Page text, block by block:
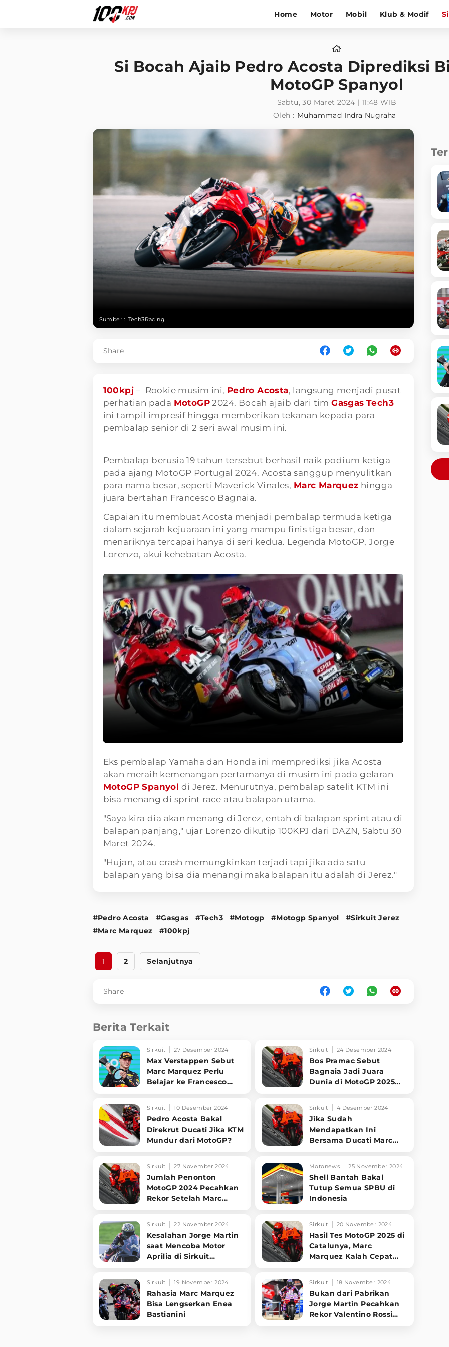
Home Motor Mobil Klub & Modif
Si Bocah Ajaib Pedro Acosta Diprediksi
MotoGP Spanyol
Sabtu, 30 Maret 2024 | 11:48 WIB
Oleh : Muhammad Indra Nugraha
Sumber : Tech3Racing
Share
100kpj– Rookie musim ini, Pedro Acosta, langsung menjadi pusat
perhatian pada MotoGP2024. Bocah ajaib dari timGasgas Tech3
ini tampil impresif hingga memberikan tekanan kepada para
pembalap senior di 2 seri awal musim ini.
Pembalap berusia 19 tahun tersebut berhasil naik podium ketiga
pada ajang MotoGP Portugal 2024. Acosta sanggup menyulitkan
para nama besar, seperti Maverick Vinales, Marc Marquez hingga
juara bertahan Francesco Bagnaia.
Capaian itu membuat Acosta menjadi pembalap termuda ketiga
dalam sejarah kejuaraan ini yang mampu finis tiga besar, dan
menariknya tercapai hanya di seri kedua. Legenda MotoGP, Jorge
Lorenzo, akui kehebatan Acosta.
Eks pembalap Yamaha dan Honda ini memprediksi jika Acosta
akan meraih kemenangan pertamanya di musim ini pada gelaran
MotoGP Spanyol di Jerez. Menurutnya, pembalap satelit KTM ini
bisa menang di sprint race atau balapan utama.
"Saya kira dia akan menang di Jerez, entah di balapan sprint atau di
balapan panjang," ujar Lorenzo dikutip 100KPJ dari DAZN, Sabtu 30
Maret 2024.
"Hujan, atau crash memungkinkan terjadi tapi jika ada satu
balapan yang bisa dia menangi maka balapan itu adalah di Jerez."
#Pedro Acosta #Gasgas #Tech3 #Motogp #Motogp Spanyol
#Sirkuit Jerez
#Marc Marquez
#100kpj
1 2 Selanjutnya
Share
Berita Terkait
Sirkuit 27 Desember 2024
Max Verstappen Sebut
Marc Marquez Perlu
Belajar ke Francesco
Sirkuit 24 Desember 2024
Bos Pramac Sebut
Bagnaia Jadi Juara
Dunia di MotoGP 2025
Sirkuit 10 Desember 2024
Pedro Acosta Bakal
Direkrut Ducati Jika KTM
Mundur dari MotoGP?
Sirkuit 4 Desember 2024
Jika Sudah
Mendapatkan Ini
Bersama Ducati Marc
Sirkuit 27 November 2024
Jumlah Penonton
MotoGP 2024 Pecahkan
Rekor Setelah Marc
Honda
Motonews 25 November 2024
Shell Bantah Bakal
Tutup Semua SPBU di
Indonesia
Sirkuit 22 November 2024
Kesalahan Jorge Martin
saat Mencoba Motor
Aprilia di Sirkuit
Sirkuit 20 November 2024
Hasil Tes MotoGP 2025 di
Catalunya, Marc
Marquez Kalah Cepat
Sirkuit 19 November 2024
Rahasia Marc Marquez
Bisa Lengserkan Enea
Bastianini
Sirkuit 18 November 2024
Bukan dari Pabrikan
Jorge Martin Pecahkan
Rekor Valentino Rossi